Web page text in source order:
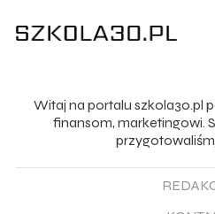
Witaj na portalu szkola30.pl
finansom, marketingowi.